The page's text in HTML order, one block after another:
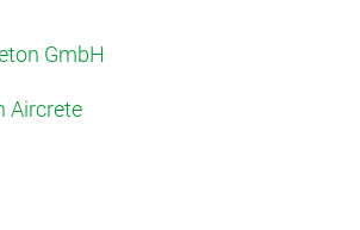
GmbH
Aircrete